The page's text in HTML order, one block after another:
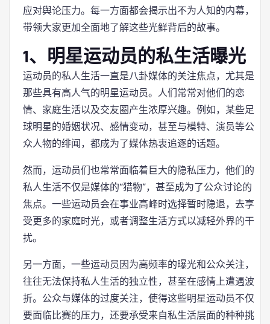
应对舆论压力。每一方面都会揭示出不为人知的内幕，
带领大家更加全面地了解这些光鲜背后的故事。
1、明星运动员的私生活曝光
运动员的私人生活一直是八卦媒体的关注焦点，尤其是
那些具有高人气的明星运动员。人们常常对他们的恋
情、家庭生活以及交友圈产生浓厚兴趣。例如，某些足
球明星的婚姻状况、感情变动，甚至与模特、演员等公
众人物的绯闻，都成为了媒体热衷追逐的话题。
然而，运动员们也常常面临着巨大的隐私压力，他们的
私人生活不仅是媒体的“猎物”，甚至成为了公众讨论的
焦点。一些运动员会在事业高峰时选择暂时隐退，去享
受更多的家庭时光，或者调整生活方式以减轻外界的干
扰。
另一方面，一些运动员因为高频率的曝光和公众关注，
往往无法保持私人生活的独立性，甚至在感情上遭遇波
折。公众与媒体的过度关注，使得这些明星运动员不仅
要面临比赛的压力，还要承受来自私生活层面的种种挑